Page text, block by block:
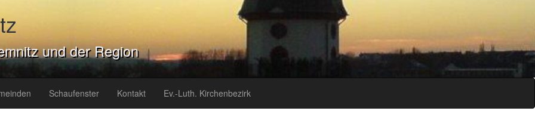
und der Region
Schaufenster Kontakt Ev.-Luth. Kirchenbezirk